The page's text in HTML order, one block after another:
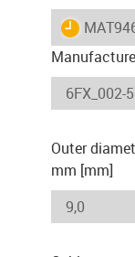
igus-
Outer
mm [mm]